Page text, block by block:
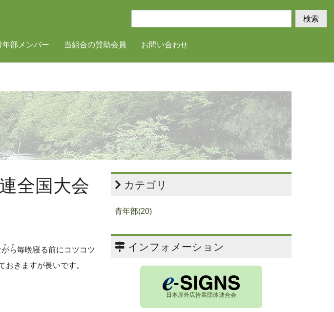
年部メンバー 当組合の賛助会員 お問い合わせ
検索
全国大会
。
ら毎晩寝る前にコツコツ
きますが長いです。
カテゴリ
青年部(20)
インフォメーション
日本屋外広告業団体連合会